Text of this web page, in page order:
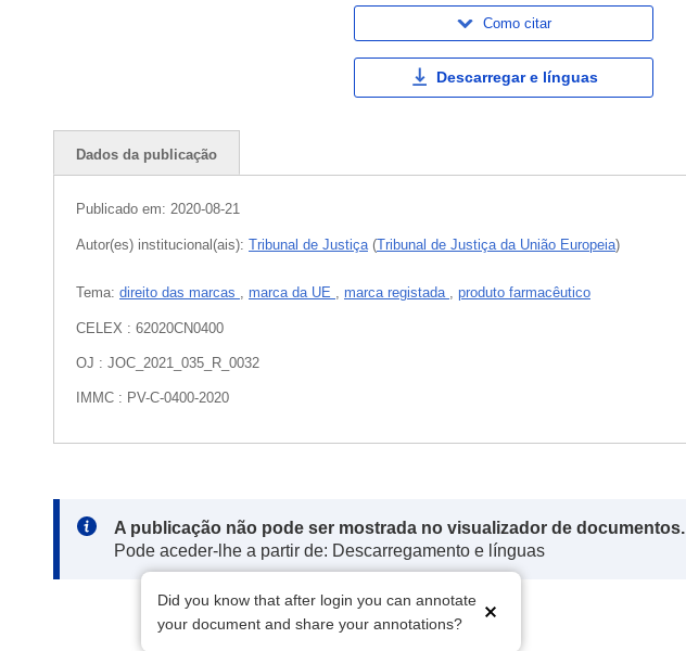
Como citar
Descarregar e línguas
Dados da publicação
Publicado em: 2020-08-21
Autor(es) institucional(ais): Tribunal de Justiça(Tribunal de Justiça da União Europeia)
Tema: direito das marcas , marca da UE , marca registada , produto farmacêutico
CELEX : 62020CN0400
OJ : JOC_2021_035_R_0032
IMMC : PV-C-0400-2020
Note:
A publicação não pode ser mostrada no visualizador de documentos.
Pode aceder-lhe a partir de: Descarregamento e línguas
Did you know that after login you can annotate
your document and share your annotations?